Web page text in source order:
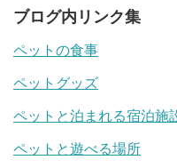
ブログ内リンク集
ペットの食事
ペットグッズ
ペットと泊まれる宿泊施
ペットと遊べる場所